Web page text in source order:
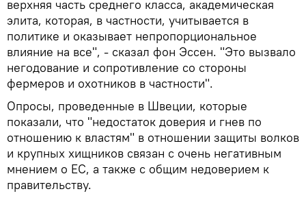
верхняя часть среднего класса, академическая
элита, которая, в частности, учитывается в
политике и оказывает непропорциональное
влияние на все", - сказал фон Эссен. "Это вызвало
негодование и сопротивление со стороны
фермеров и охотников в частности".
Опросы, проведенные в Швеции, которые
показали, что "недостаток доверия и гнев по
отношению к властям" в отношении защиты волков
и крупных хищников связан с очень негативным
мнением о ЕС, а также с общим недоверием к
правительству.